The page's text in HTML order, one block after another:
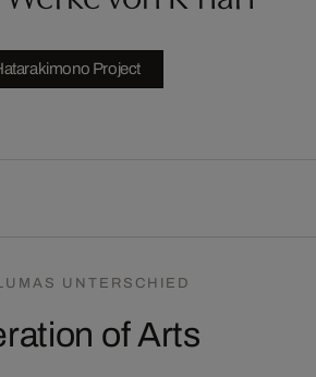
Project
UNTERSCHIED
of Arts